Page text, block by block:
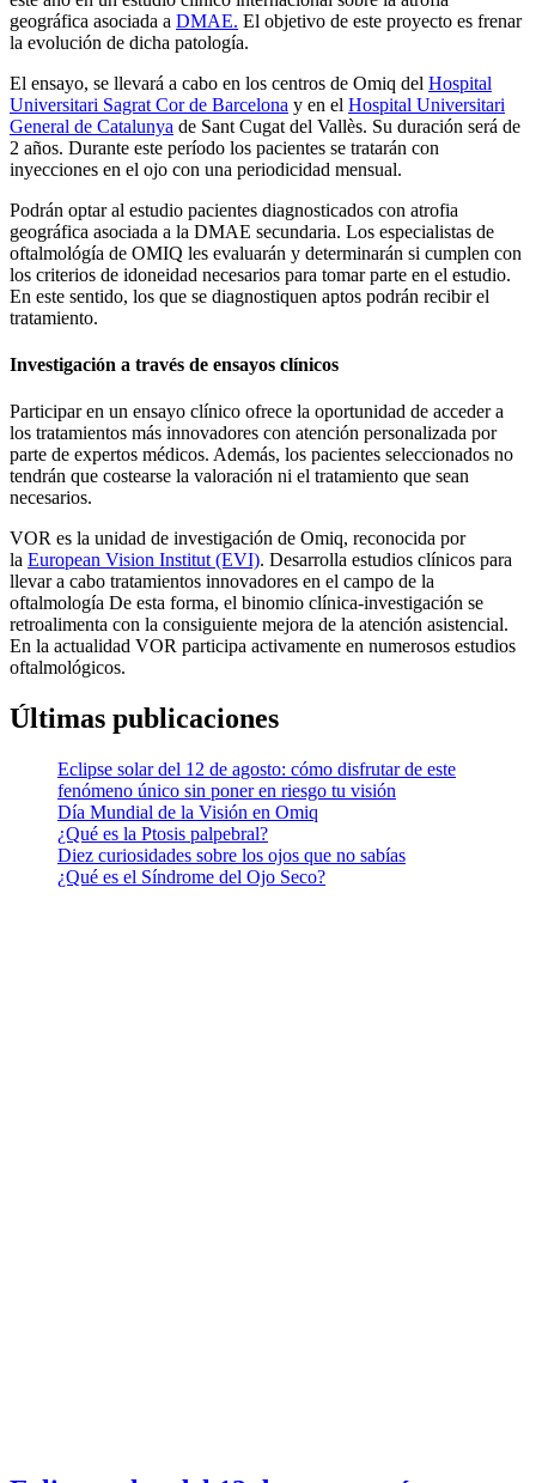
geográfica asociada a DMAE. El objetivo de este proyecto es frenar
la evolución de dicha patología.
El ensayo, se llevará a cabo en los centros de Omiq del Hospital
Universitari Sagrat Cor de Barcelona y en el Hospital Universitari
General de Catalunya de Sant Cugat del Vallès. Su duración será de
2 años. Durante este período los pacientes se tratarán con
inyecciones en el ojo con una periodicidad mensual.
Podrán optar al estudio pacientes diagnosticados con atrofia
geográfica asociada a la DMAE secundaria. Los especialistas de
oftalmológía de OMIQ les evaluarán y determinarán si cumplen con
los criterios de idoneidad necesarios para tomar parte en el estudio.
En este sentido, los que se diagnostiquen aptos podrán recibir el
tratamiento.
Investigación a través de ensayos clínicos
Participar en un ensayo clínico ofrece la oportunidad de acceder a
los tratamientos más innovadores con atención personalizada por
parte de expertos médicos. Además, los pacientes seleccionados no
tendrán que costearse la valoración ni el tratamiento que sean
necesarios.
VOR es la unidad de investigación de Omiq, reconocida por
la European Vision Institut (EVI). Desarrolla estudios clínicos para
llevar a cabo tratamientos innovadores en el campo de la
oftalmología De esta forma, el binomio clínica-investigación se
retroalimenta con la consiguiente mejora de la atención asistencial.
En la actualidad VOR participa activamente en numerosos estudios
oftalmológicos.
Últimas publicaciones
Eclipse solar del 12 de agosto: cómo disfrutar de este
fenómeno único sin poner en riesgo tu visión
Día Mundial de la Visión en Omiq
¿Qué es la Ptosis palpebral?
Diez curiosidades sobre los ojos que no sabías
¿Qué es el Síndrome del Ojo Seco?